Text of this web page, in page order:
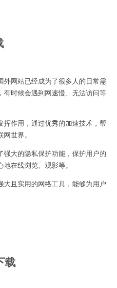
网站已经成为了很多人的日常需
有时候会遇到网速慢、无法访问等
作用，通过优秀的加速技术，帮
世界。
大的隐私保护功能，保护用户的
在线浏览、观影等。
且实用的网络工具，能够为用户
载